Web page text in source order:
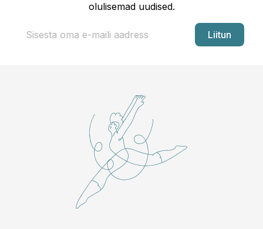
olulisemad uudised.
Liitun